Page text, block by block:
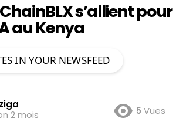
ChainBLX s’allient pour
au Kenya
IN YOUR NEWSFEED
2 mois
5 Vues